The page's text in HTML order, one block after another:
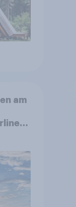
am